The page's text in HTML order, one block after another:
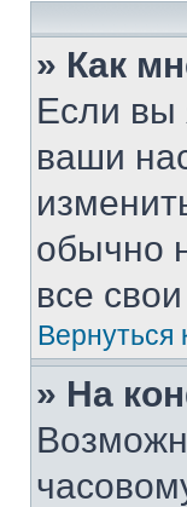
» Как
Если вы
ваши
обычно
все
Вернуться
» На